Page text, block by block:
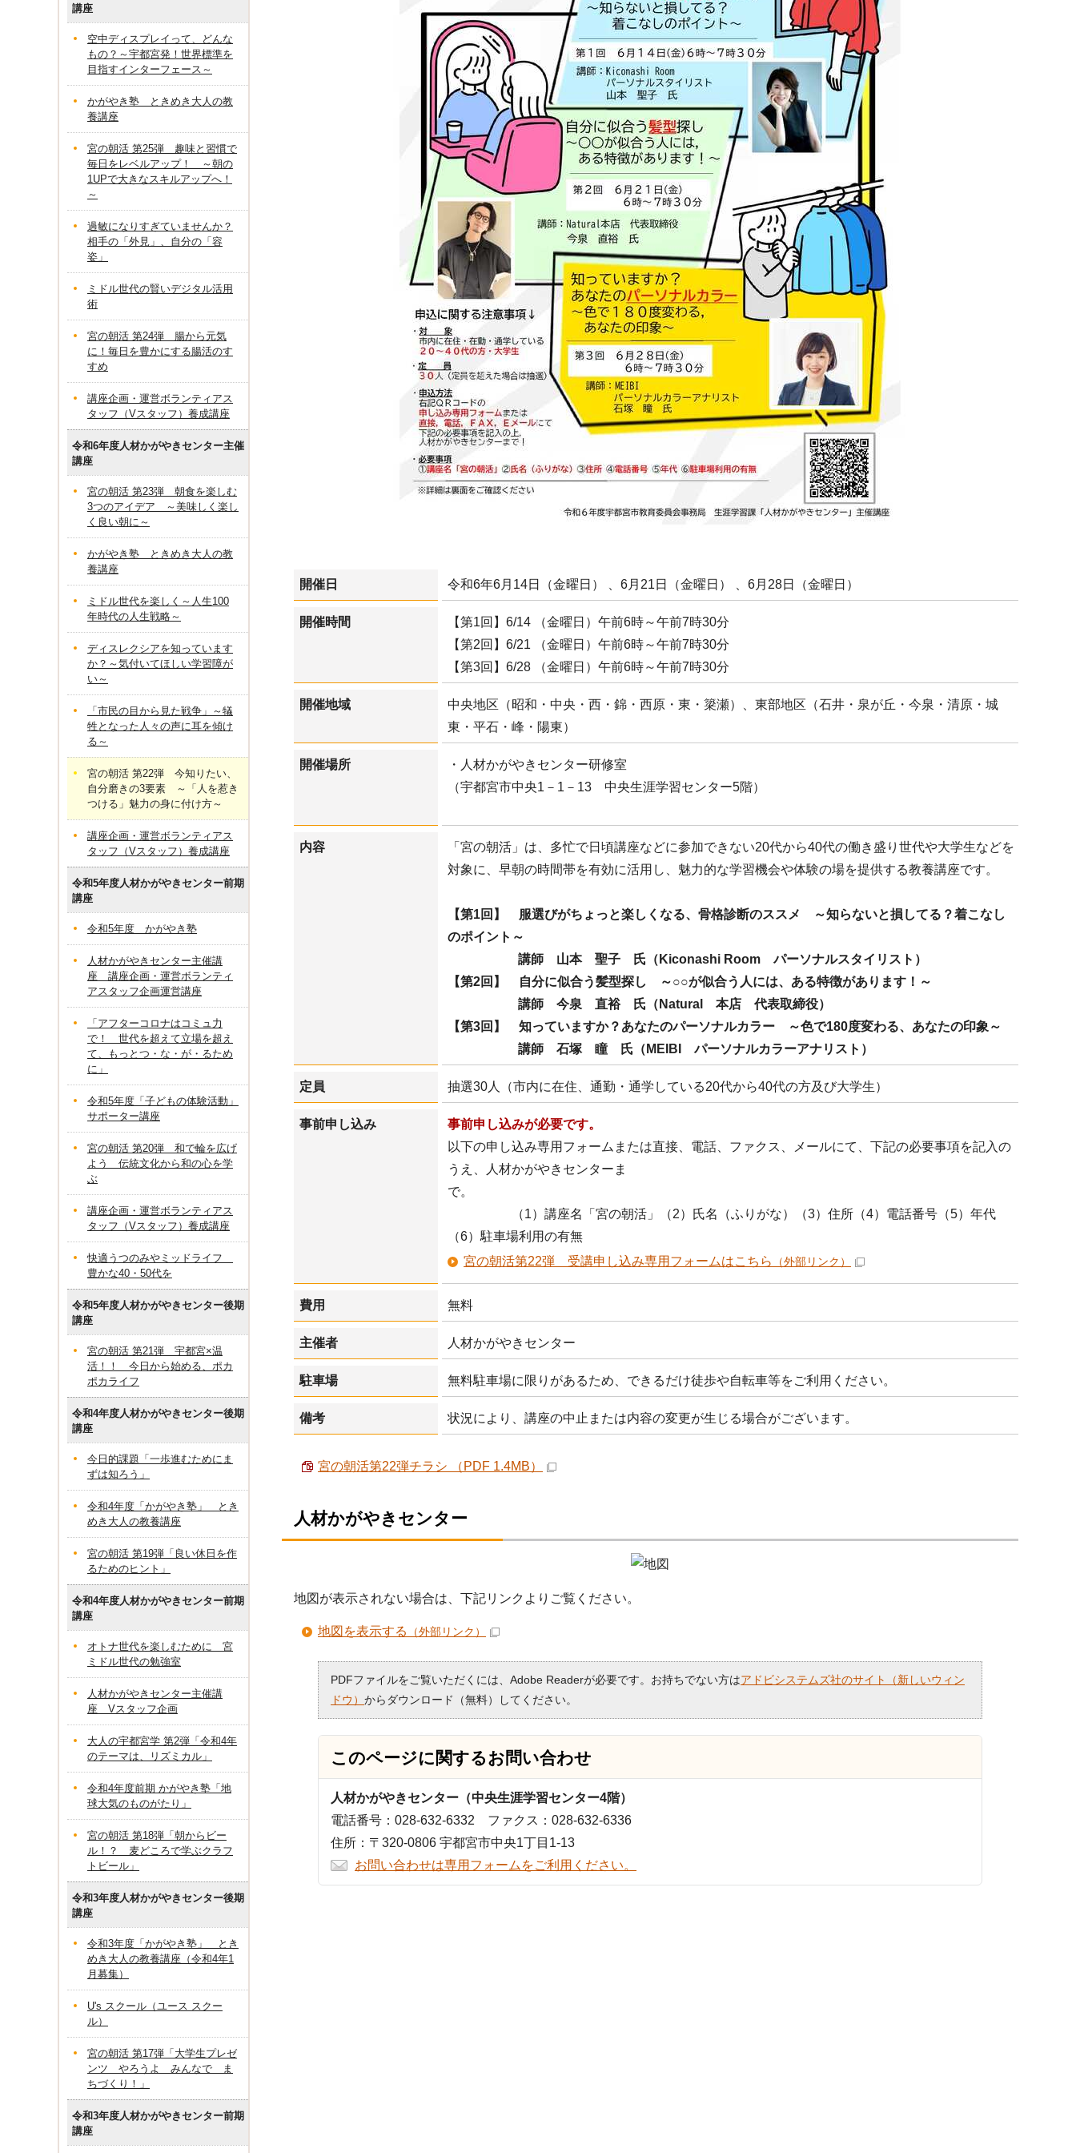
開催日 令和6年6月14日（金曜日） 、6月21日（金曜日） 、6月28日（金曜日）
開催時間
【第1回】6/14 （金曜日）午前6時～午前7時30分
【第2回】6/21 （金曜日）午前6時～午前7時30分
【第3回】6/28 （金曜日）午前6時～午前7時30分
開催地域
中央地区（昭和・中央・西・錦・西原・東・簗瀬）、東部地区（石井・泉が丘・今泉・清原・城
東・平石・峰・陽東）
開催場所
・人材かがやきセンター研修室
（宇都宮市中央1－1－13 中央生涯学習センター5階）
内容
「宮の朝活」は、多忙で日頃講座などに参加できない20代から40代の働き盛り世代や大学生などを
対象に、早朝の時間帯を有効に活用し、魅力的な学習機会や体験の場を提供する教養講座です。
【第1回】 服選びがちょっと楽しくなる、骨格診断のススメ ～知らないと損してる？着こなし
のポイント～
講師 山本 聖子 氏（Kiconashi Room パーソナルスタイリスト）
【第2回】 自分に似合う髪型探し ～○○が似合う人には、ある特徴があります！～
講師 今泉 直裕 氏（Natural 本店 代表取締役）
【第3回】 知っていますか？あなたのパーソナルカラー ～色で180度変わる、あなたの印象～
講師 石塚 瞳 氏（MEIBI パーソナルカラーアナリスト）
定員 抽選30人（市内に在住、通勤・通学している20代から40代の方及び大学生）
事前申し込み
事前申し込みが必要です。
以下の申し込み専用フォームまたは直接、電話、ファクス、メールにて、下記の必要事項を記入の
うえ、人材かがやきセンターま
で。
（1）講座名「宮の朝活」（2）氏名（ふりがな）（3）住所（4）電話番号（5）年代
（6）駐車場利用の有無
宮の朝活第22弾 受講申し込み専用フォームはこちら
（外部リンク）
費用 無料
主催者 人材かがやきセンター
駐車場 無料駐車場に限りがあるため、できるだけ徒歩や自転車等をご利用ください。
備考 状況により、講座の中止または内容の変更が生じる場合がございます。
宮の朝活第22弾チラシ （PDF 1.4MB）
人材かがやきセンター
地図が表示されない場合は、下記リンクよりご覧ください。
地図を表示する （外部リンク）
PDFファイルをご覧いただくには、Adobe Readerが必要です。お持ちでない方はアドビシステムズ社のサイト（新しいウィン
ドウ） からダウンロード（無料）してください。
このページに関するお問い合わせ
人材かがやきセンター（中央生涯学習センター4階）
電話番号：028-632-6332 ファクス：028-632-6336
住所：〒320-0806 宇都宮市中央1丁目1-13
お問い合わせは専用フォームをご利用ください。
講座
空中ディスプレイって、どんな
もの？～宇都宮発！世界標準を
目指すインターフェース～
かがやき塾 ときめき大人の教
養講座
宮の朝活 第25弾 趣味と習慣で
毎日をレベルアップ！ ～朝の
1UPで大きなスキルアップへ！
～
過敏になりすぎていませんか？
相手の「外見」、自分の「容
姿」
ミドル世代の賢いデジタル活用
術
宮の朝活 第24弾 腸から元気
に！毎日を豊かにする腸活のす
すめ
講座企画・運営ボランティアス
タッフ（Vスタッフ）養成講座
令和6年度人材かがやきセンター主催
講座
宮の朝活 第23弾 朝食を楽しむ
3つのアイデア ～美味しく楽し
く良い朝に～
かがやき塾 ときめき大人の教
養講座
ミドル世代を楽しく～人生100
年時代の人生戦略～
ディスレクシアを知っています
か？～気付いてほしい学習障が
い～
「市民の目から見た戦争」～犠
牲となった人々の声に耳を傾け
る～
宮の朝活 第22弾 今知りたい、
自分磨きの3要素 ～「人を惹き
つける」魅力の身に付け方～
講座企画・運営ボランティアス
タッフ（Vスタッフ）養成講座
令和5年度人材かがやきセンター前期
講座
令和5年度 かがやき塾
人材かがやきセンター主催講
座 講座企画・運営ボランティ
アスタッフ企画運営講座
「アフターコロナはコミュ力
で！ 世代を超えて立場を超え
て、もっとつ・な・が・るため
に」
令和5年度「子どもの体験活動」
サポーター講座
宮の朝活 第20弾 和で輪を広げ
よう 伝統文化から和の心を学
ぶ
講座企画・運営ボランティアス
タッフ（Vスタッフ）養成講座
快適うつのみやミッドライフ
豊かな40・50代を
令和5年度人材かがやきセンター後期
講座
宮の朝活 第21弾 宇都宮×温
活！！ 今日から始める、ポカ
ポカライフ
令和4年度人材かがやきセンター後期
講座
今日的課題「一歩進むためにま
ずは知ろう」
令和4年度「かがやき塾」 とき
めき大人の教養講座
宮の朝活 第19弾「良い休日を作
るためのヒント」
令和4年度人材かがやきセンター前期
講座
オトナ世代を楽しむために 宮
ミドル世代の勉強室
人材かがやきセンター主催講
座 Vスタッフ企画
大人の宇都宮学 第2弾「令和4年
のテーマは、リズミカル」
令和4年度前期 かがやき塾「地
球大気のものがたり」
宮の朝活 第18弾「朝からビー
ル！？ 麦どころで学ぶクラフ
トビール」
令和3年度人材かがやきセンター後期
講座
令和3年度「かがやき塾」 とき
めき大人の教養講座（令和4年1
月募集）
U's スクール（ユース スクー
ル）
宮の朝活 第17弾「大学生プレゼ
ンツ やろうよ みんなで ま
ちづくり！」
令和3年度人材かがやきセンター前期
講座